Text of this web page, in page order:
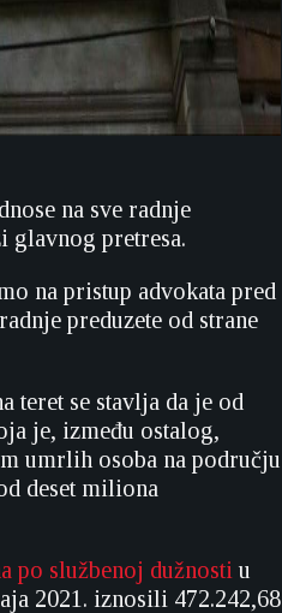
na sve radnje
glavnog pretresa.
na pristup advokata pred
preduzete od strane
teret se stavlja da je od
je, između ostalog,
umrlih osoba na području
deset miliona
po službenoj dužnosti u
2021. iznosili 472.242,68